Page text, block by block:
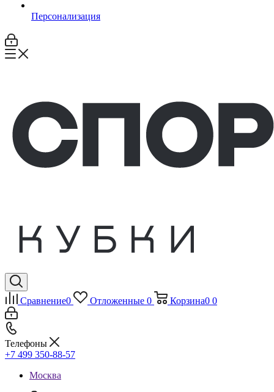
Персонализация
Сравнение0 Отложенные 0 Корзина0 0
Телефоны
+7 499 350-88-57
Москва